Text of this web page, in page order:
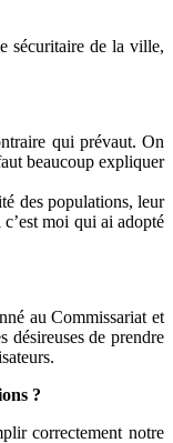
sécuritaire de la ville,
qui prévaut. On
beaucoup expliquer
des populations, leur
moi qui ai adopté
au Commissariat et
désireuses de prendre
?
correctement notre